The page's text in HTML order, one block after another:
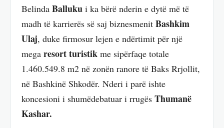
Belinda Balluku i ka bërë nderin e dytë më të
madh të karrierës së saj biznesmenit Bashkim
Ulaj, duke firmosur lejen e ndërtimit për një
mega resort turistik me sipërfaqe totale
1.460.549.8 m2 në zonën ranore të Baks Rrjollit,
në Bashkinë Shkodër. Nderi i parë ishte
koncesioni i shumëdebatuar i rrugës Thumanë
Kashar.